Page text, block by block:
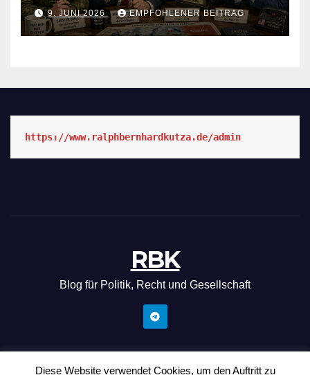
9. JUNI 2026 EMPFOHLENER BEITRAG
https://www.ralphbernhardkutza.de/admin
RBK
Blog für Politik, Recht und Gesellschaft
Diese Website verwendet Cookies, um den Auftritt zu